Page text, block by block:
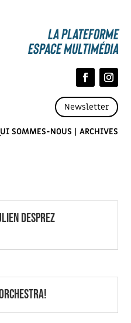
La Plateforme
espace multimédia
Newsletter
SOMMES-NOUS | ARCHIVES
Desprez